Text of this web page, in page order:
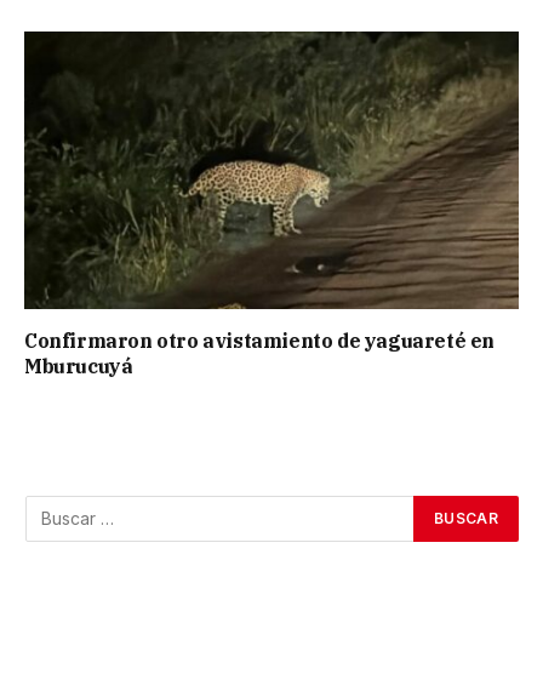
Confirmaron otro avistamiento de yaguareté en
Mburucuyá